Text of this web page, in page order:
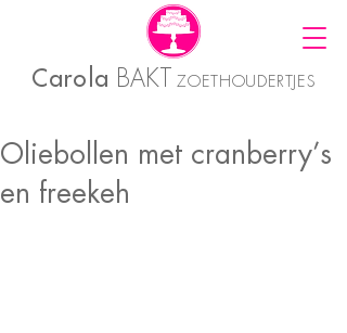
Carola BAKT ZOETHOUDERTJES
Oliebollen met cranberry’s
en freekeh